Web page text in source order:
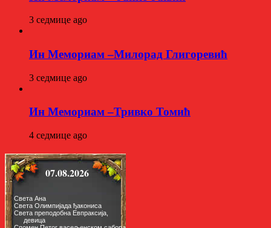
3 седмице ago
Ин Мемориам –Милорад Глигоревић
3 седмице ago
Ин Мемориам –Тривко Томић
4 седмице ago